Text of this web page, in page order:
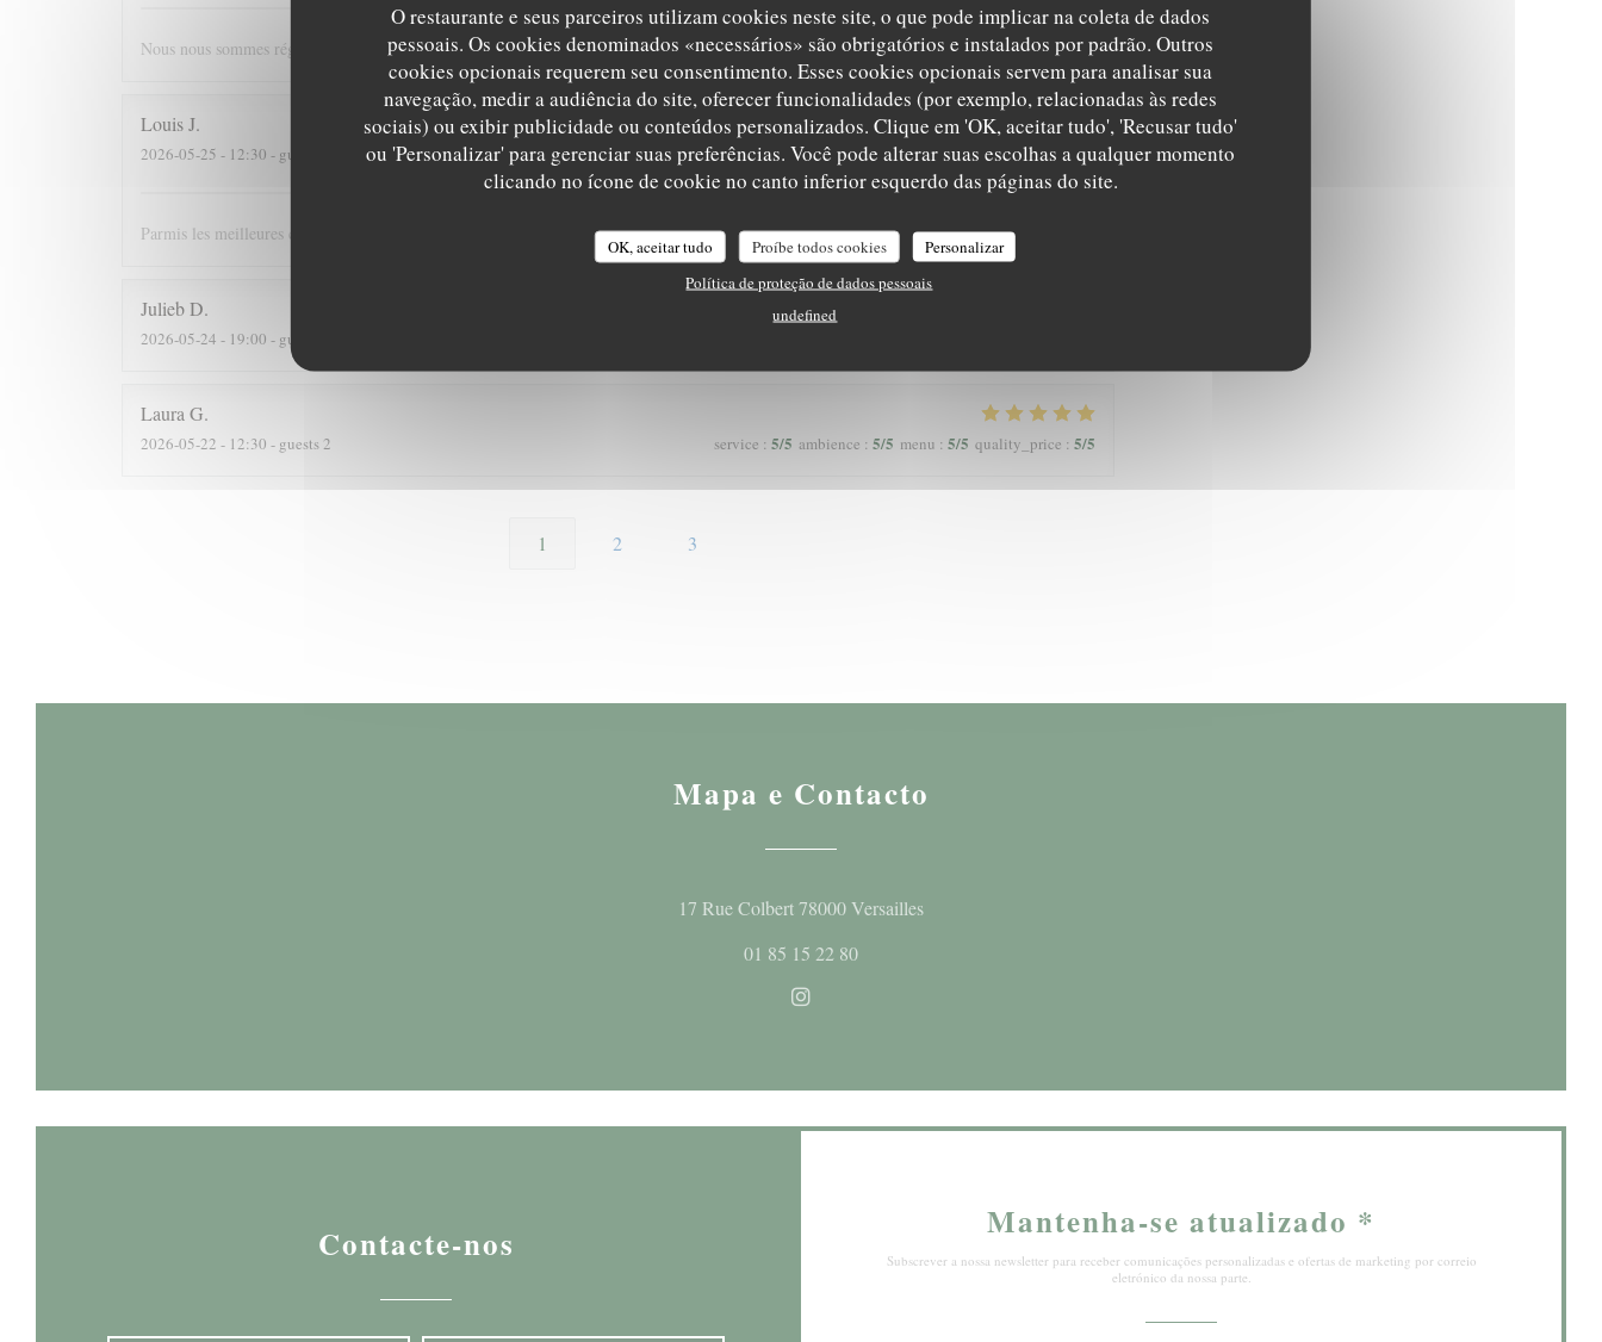
O restaurante e seus parceiros utilizam cookies neste site, o que pode implicar na coleta de dados
pessoais. Os cookies denominados «necessários» são obrigatórios e instalados por padrão. Outros
cookies opcionais requerem seu consentimento. Esses cookies opcionais servem para analisar sua
navegação, medir a audiência do site, oferecer funcionalidades (por exemplo, relacionadas às redes
sociais) ou exibir publicidade ou conteúdos personalizados. Clique em 'OK, aceitar tudo', 'Recusar tudo'
ou 'Personalizar' para gerenciar suas preferências. Você pode alterar suas escolhas a qualquer momento
clicando no ícone de cookie no canto inferior esquerdo das páginas do site.
OK, aceitar tudo Proíbe todos cookies
Personalizar
Política de proteção de dados pessoais
undefined
Nous nous sommes régalés, joli restaurant, bonne ambiance. Nous recommandons !
LouisJ
2026-05-25 - 12:30 - guests 3 service:4/5 ambience:5 /5 menu:5/5 quality_price : 4/5
Parmis les meilleures crèpes de Versailles!
JuliebD
2026-05-24 - 19:00 - guests 2
Laura G
2026-05-22 - 12:30 - guests 2 service : 5/5 ambience : 5/5 menu : 5/5 quality_price : 5/5
1 2 3
Mapa e Contacto
17 Rue Colbert 78000 Versailles((abre numa nova janela))
01 85 15 22 80
Instagram ((abre numa nova janela))
Contacte-nos
Mantenha-se atualizado *
Subscrever a nossa newsletter para receber comunicações personalizadas e ofertas de marketing por correio
eletrónico da nossa parte.